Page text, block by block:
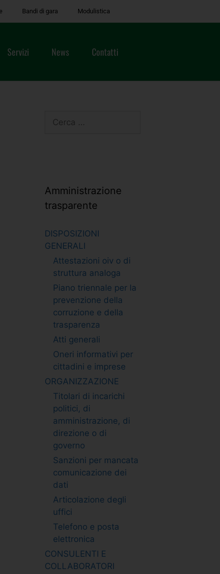
Bandi di gara Modulistica
Servizi News Contatti
Amministrazione
trasparente
DISPOSIZIONI
GENERALI
Attestazioni oiv o di
struttura analoga
Piano triennale per la
prevenzione della
corruzione e della
trasparenza
Atti generali
Oneri informativi per
cittadini e imprese
ORGANIZZAZIONE
Titolari di incarichi
politici, di
amministrazione, di
direzione o di
governo
Sanzioni per mancata
comunicazione dei
dati
Articolazione degli
uffici
Telefono e posta
elettronica
CONSULENTI E
COLLABORATORI